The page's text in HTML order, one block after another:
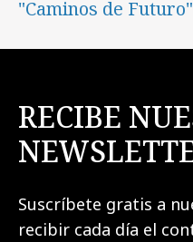
"Caminos de Futuro"
RECIBE
Suscríbete gratis a
recibir cada día el